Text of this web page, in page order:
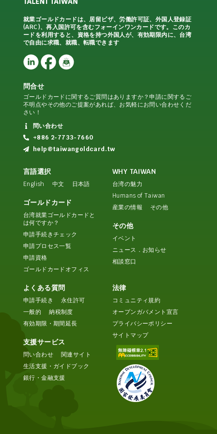
就業ゴールドカードは、居留ビザ、労働許可証、外国人登録証
(ARC)、再入国許可を含むフォーインワンカードです。このカ
ードを利用すると、資格を持つ外国人が、有効期限内に、台湾
で自由に求職、就職、転職できます
問合せ
ゴールドカードに関するご質問はありますか？申請に関するご
不明点やその他のご提案があれば、お気軽にお問い合わせくだ
さい！
問い合わせ
+886 2-7733-7660
help@taiwangoldcard.tw
言語選択
English 中文 日本語
ゴールドカード
台湾就業ゴールドカードと
は何ですか？
申請手続きチェック
申請プロセス一覧
申請資格
ゴールドカードオフィス
WHY TAIWAN
台湾の魅力
Humans of Taiwan
産業の情報
その他
その他
イベント
ニュース．お知らせ
相談窓口
よくある質問
申請手続き
永住許可
一般的
納税制度
有効期限・期間延長
支援サービス
問い合わせ
関連サイト
生活支援・ガイドブック
銀行・金融支援
法律
コミュニティ規約
オープンガバメント宣言
プライバシーポリシー
サイトマップ